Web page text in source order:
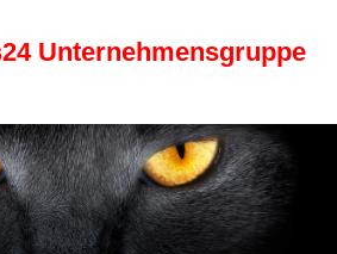
Unternehmensgruppe